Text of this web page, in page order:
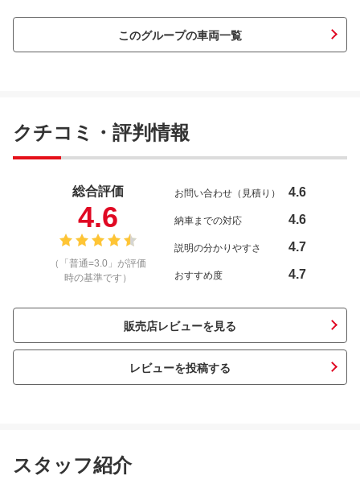
このグループの車両一覧
クチコミ・評判情報
総合評価
4.6
（「普通=3.0」が評価
時の基準です）
お問い合わせ（見積り） 4.6
納車までの対応 4.6
説明の分かりやすさ 4.7
おすすめ度 4.7
販売店レビューを見る
レビューを投稿する
スタッフ紹介